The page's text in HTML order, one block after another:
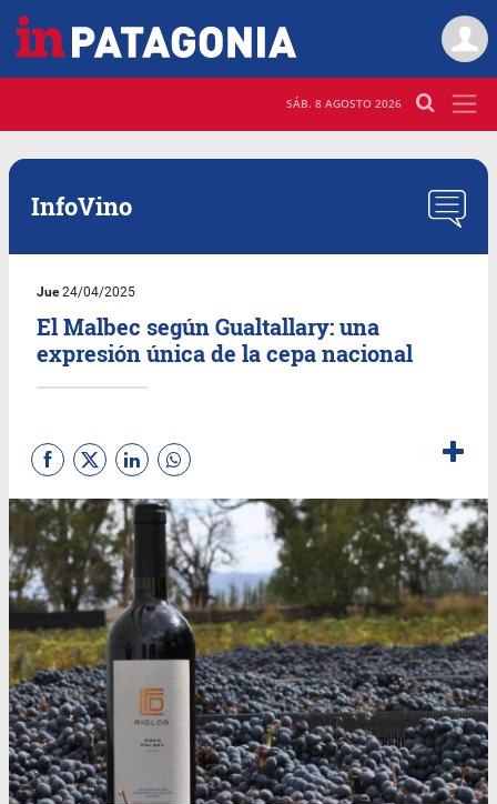
SÁB. 8 AGOSTO 2026
InfoVino
Jue24/04/2025
El Malbec según Gualtallary: una
expresión única de la cepa nacional